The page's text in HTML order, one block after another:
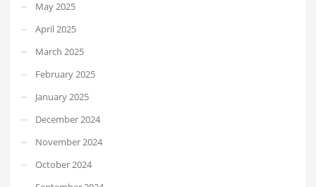
May 2025
April 2025
March 2025
February 2025
January 2025
December 2024
November 2024
October 2024